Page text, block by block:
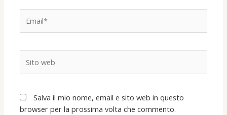
web
Salva il mio nome, email e sito web in questo
browser per la prossima volta che commento.